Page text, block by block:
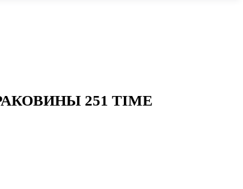
251 TIME